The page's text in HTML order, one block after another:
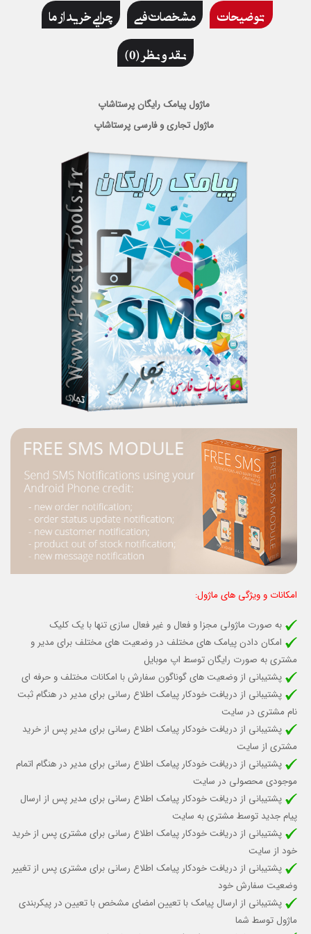
توضیحات مشخصات فنی
چرایی خرید از ما
نقد و نظر (0)
ماژول پیامک رایگان پرستاشاپ
ماژول تجاری و فارسی پرستاشاپ
امکانات و ویژگی های ماژول:
به صورت ماژولی مجزا و فعال و غیر فعال سازی تنها با یک کلیک
امکان دادن پیامک های مختلف در وضعیت های مختلف برای مدیر و
مشتری به صورت رایگان توسط اپ موبایل
پشتیبانی از وضعیت های گوناگون سفارش با امکانات مختلف و حرفه ای
پشتیبانی از دریافت خودکارپیامک اطلاع رسانی برای مدیر در هنگام ثبت
نام مشتری در سایت
پشتیبانی از دریافت خودکارپیامک اطلاع رسانی برای مدیر پس از خرید
مشتری از سایت
پشتیبانی از دریافت خودکار پیامک اطلاع رسانی برای مدیر در هنگام اتمام
موجودی محصولی در سایت
پشتیبانی از دریافت خودکارپیامک اطلاع رسانی برای مدیرپس از ارسال
پیام جدید توسط مشتری به سایت
پشتیبانی از دریافت خودکارپیامک اطلاع رسانی برای مشتری پس از خرید
خود از سایت
پشتیبانی از دریافت خودکارپیامک اطلاع رسانی برای مشتری پس از تغییر
وضعیت سفارش خود
پشتیبانی از ارسال پیامک با تعیین امضای مشخص با تعیین در پیکربندی
ماژول توسط شما